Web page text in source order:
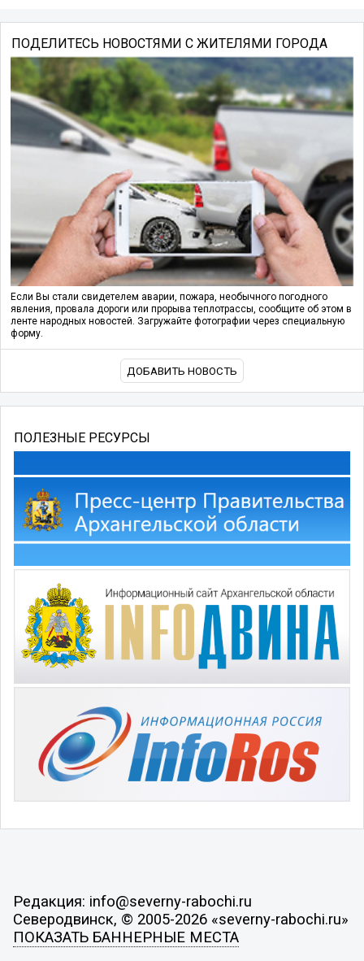
ПОДЕЛИТЕСЬ НОВОСТЯМИ С ЖИТЕЛЯМИ ГОРОДА
Если Вы стали свидетелем аварии, пожара, необычного погодного
явления, провала дороги или прорыва теплотрассы, сообщите об этом в
ленте народных новостей. Загружайте фотографии через специальную
форму.
ДОБАВИТЬ НОВОСТЬ
ПОЛЕЗНЫЕ РЕСУРСЫ
Редакция: info@severny-rabochi.ru
Северодвинск, © 2005-2026 «severny-rabochi.ru»
ПОКАЗАТЬ БАННЕРНЫЕ МЕСТА